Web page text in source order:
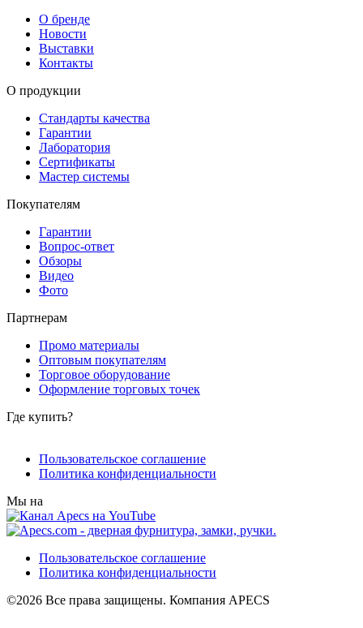
О бренде
Новости
Выставки
Контакты
О продукции
Стандарты качества
Гарантии
Лаборатория
Сертификаты
Мастер системы
Покупателям
Гарантии
Вопрос-ответ
Обзоры
Видео
Фото
Партнерам
Промо материалы
Оптовым покупателям
Торговое оборудование
Оформление торговых точек
Где купить?
Пользовательское соглашение
Политика конфиденциальности
Мы на
Пользовательское соглашение
Политика конфиденциальности
©2026 Все права защищены. Компания APECS